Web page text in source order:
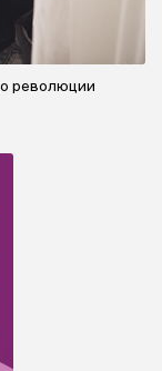
революции